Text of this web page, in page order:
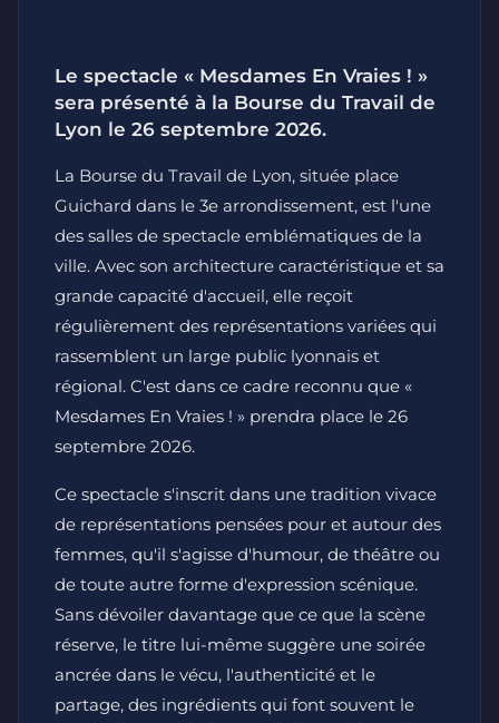
Le spectacle « Mesdames En Vraies ! »
sera présenté à la Bourse du Travail de
Lyon le 26 septembre 2026.
La Bourse du Travail de Lyon, située place
Guichard dans le 3e arrondissement, est l'une
des salles de spectacle emblématiques de la
ville. Avec son architecture caractéristique et sa
grande capacité d'accueil, elle reçoit
régulièrement des représentations variées qui
rassemblent un large public lyonnais et
régional. C'est dans ce cadre reconnu que «
Mesdames En Vraies ! » prendra place le 26
septembre 2026.
Ce spectacle s'inscrit dans une tradition vivace
de représentations pensées pour et autour des
femmes, qu'il s'agisse d'humour, de théâtre ou
de toute autre forme d'expression scénique.
Sans dévoiler davantage que ce que la scène
réserve, le titre lui-même suggère une soirée
ancrée dans le vécu, l'authenticité et le
partage, des ingrédients qui font souvent le